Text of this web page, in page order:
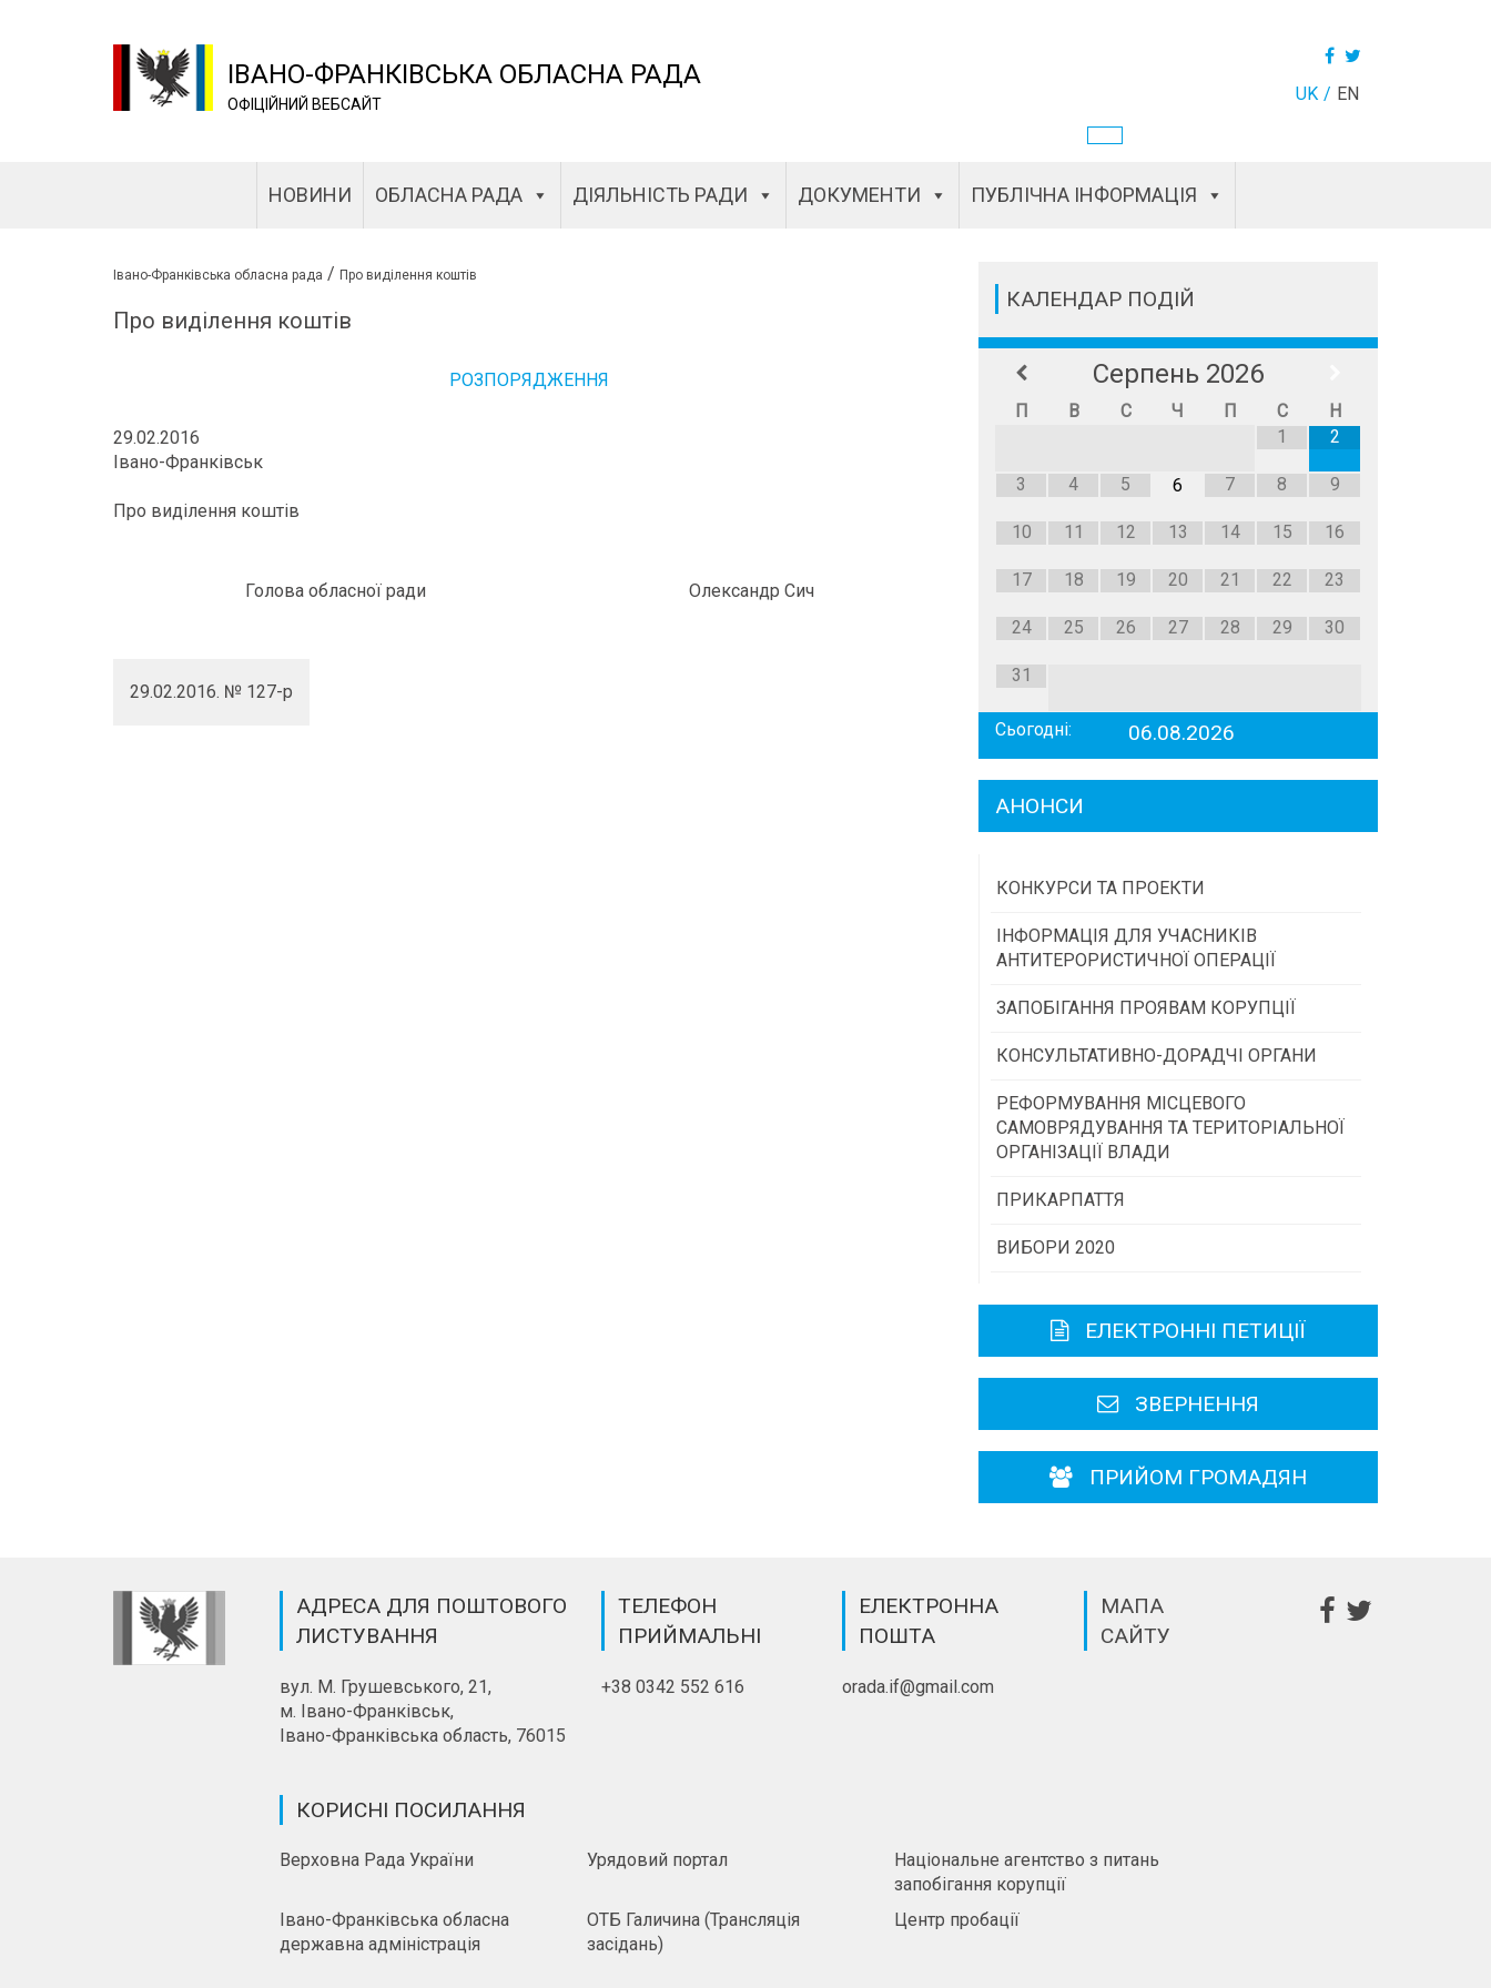
ІВАНО-ФРАНКІВСЬКА ОБЛАСНА РАДА
ОФІЦІЙНИЙ ВЕБСАЙТ UK EN
НОВИНИ ОБЛАСНА РАДА ДІЯЛЬНІСТЬ РАДИ ДОКУМЕНТИ ПУБЛІЧНА ІНФОРМАЦІЯ
Івано-Франківська обласна рада / Про виділення коштів
Про виділення коштів
РОЗПОРЯДЖЕННЯ
29.02.2016
Івано-Франківськ
Про виділення коштів
Голова обласної ради Олександр Сич
29.02.2016. № 127-р
КАЛЕНДАР ПОДІЙ
Серпень 2026
П В С Ч П С
Н
1
2
3 4 5 6 7 8 9
10 11 12 13 14 15 16
17 18 19 20 21 22 23
24 25 26 27 28 29 30
31
Сьогодні: 06.08.2026
АНОНСИ
КОНКУРСИ ТА ПРОЕКТИ
Конкурс проектів та програм місцевого
самоврядування
суспільства
Програми/конкурси МТД
ІНФОРМАЦІЯ ДЛЯ УЧАСНИКІВ
АНТИТЕРОРИСТИЧНОЇ ОПЕРАЦІЇ
ЗАПОБІГАННЯ ПРОЯВАМ КОРУПЦІЇ
КОНСУЛЬТАТИВНО-ДОРАДЧІ ОРГАНИ
Консультативна рада
РЕФОРМУВАННЯ МІСЦЕВОГО
САМОВРЯДУВАННЯ ТА ТЕРИТОРІАЛЬНОЇ
ОРГАНІЗАЦІЇ ВЛАДИ
ПРИКАРПАТТЯ
Історична довідка
Карта області
Районні, міські ради
ВИБОРИ 2020
ЕЛЕКТРОННІ ПЕТИЦІЇ
ЗВЕРНЕННЯ
ПРИЙОМ ГРОМАДЯН
АДРЕСА ДЛЯ ПОШТОВОГО
ЛИСТУВАННЯ
вул. М. Грушевського, 21,
м. Івано-Франківськ,
Івано-Франківська область, 76015
ТЕЛЕФОН
ПРИЙМАЛЬНІ
+38 0342 552 616
ЕЛЕКТРОННА
ПОШТА
orada.if@gmail.com
МАПА
САЙТУ
КОРИСНІ ПОСИЛАННЯ
Верховна Рада України Урядовий портал
Національне агентство з питань
запобігання корупції
Івано-Франківська обласна
державна адміністрація
ОТБ Галичина (Трансляція
засідань)
Центр пробації